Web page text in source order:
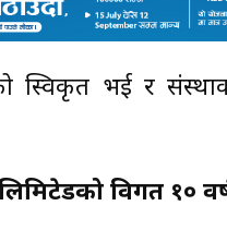
स्विकृत भई र
लिमिटेड​को विगत १०